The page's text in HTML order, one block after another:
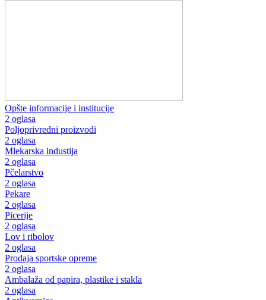
Opšte informacije i institucije
2 oglasa
Poljoprivredni proizvodi
2 oglasa
Mlekarska industija
2 oglasa
Pčelarstvo
2 oglasa
Pekare
2 oglasa
Picerije
2 oglasa
Lov i ribolov
2 oglasa
Prodaja sportske opreme
2 oglasa
Ambalaža od papira, plastike i stakla
2 oglasa